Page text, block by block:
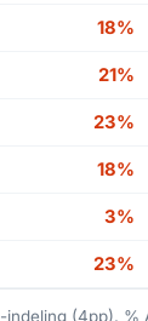
18%
21%
23%
18%
3%
23%
(4pp).